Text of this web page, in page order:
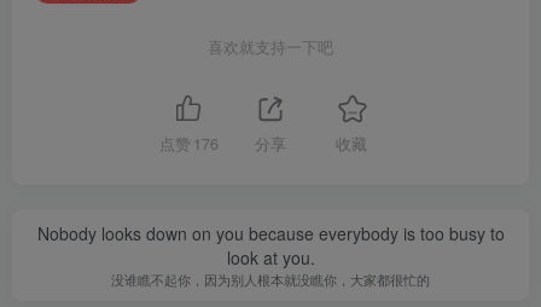
喜欢就支持一下吧
点赞 176 分享 收藏
Nobody looks down on you because everybody is too busy to
look at you.
没谁瞧不起你，因为别人根本就没瞧你，大家都很忙的